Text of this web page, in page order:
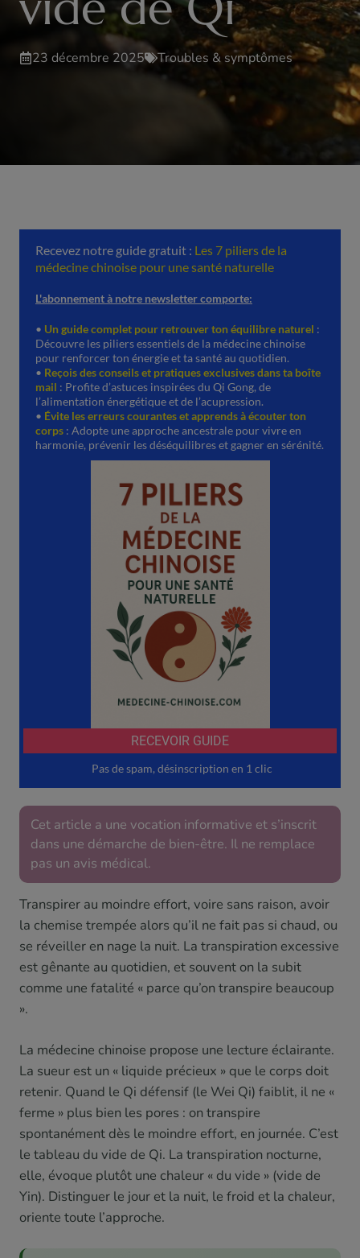
23 décembre 2025 Troubles & symptômes
Cet article a une vocation informative et s’inscrit
dans une démarche de bien-être. Il ne remplace
pas un avis médical.
Transpirer au moindre effort, voire sans raison, avoir
la chemise trempée alors qu’il ne fait pas si chaud, ou
se réveiller en nage la nuit. La transpiration excessive
est gênante au quotidien, et souvent on la subit
comme une fatalité « parce qu’on transpire beaucoup
».
La médecine chinoise propose une lecture éclairante.
La sueur est un « liquide précieux » que le corps doit
retenir. Quand le Qi défensif (le Wei Qi) faiblit, il ne «
ferme » plus bien les pores : on transpire
spontanément dès le moindre effort, en journée. C’est
le tableau du vide de Qi. La transpiration nocturne,
elle, évoque plutôt une chaleur « du vide » (vide de
Yin). Distinguer le jour et la nuit, le froid et la chaleur,
oriente toute l’approche.